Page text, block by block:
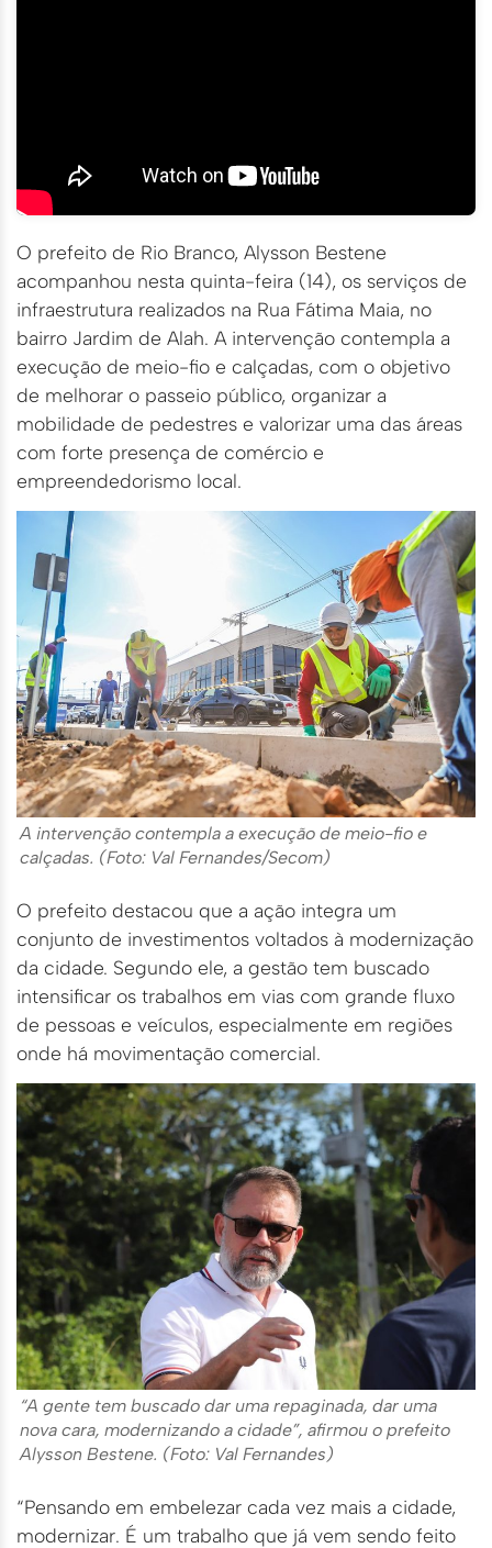
O prefeito de Rio Branco, Alysson Bestene
acompanhou nesta quinta-feira (14), os serviços de
infraestrutura realizados na Rua Fátima Maia, no
bairro Jardim de Alah. A intervenção contempla a
execução de meio-fio e calçadas, com o objetivo
de melhorar o passeio público, organizar a
mobilidade de pedestres e valorizar uma das áreas
com forte presença de comércio e
empreendedorismo local.
A intervenção contempla a execução de meio-fio e
calçadas. (Foto: Val Fernandes/Secom)
O prefeito destacou que a ação integra um
conjunto de investimentos voltados à modernização
da cidade. Segundo ele, a gestão tem buscado
intensificar os trabalhos em vias com grande fluxo
de pessoas e veículos, especialmente em regiões
onde há movimentação comercial.
“A gente tem buscado dar uma repaginada, dar uma
nova cara, modernizando a cidade”, afirmou o prefeito
Alysson Bestene. (Foto: Val Fernandes)
“Pensando em embelezar cada vez mais a cidade,
modernizar. É um trabalho que já vem sendo feito